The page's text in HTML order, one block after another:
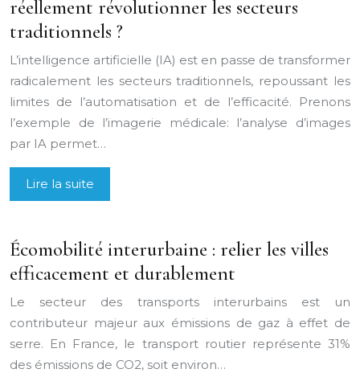
réellement révolutionner les secteurs
traditionnels ?
L’intelligence artificielle (IA) est en passe de transformer
radicalement les secteurs traditionnels, repoussant les
limites de l’automatisation et de l’efficacité. Prenons
l’exemple de l’imagerie médicale: l’analyse d’images
par IA permet…
Lire la suite
Écomobilité interurbaine : relier les villes
efficacement et durablement
Le secteur des transports interurbains est un
contributeur majeur aux émissions de gaz à effet de
serre. En France, le transport routier représente 31%
des émissions de CO2, soit environ…